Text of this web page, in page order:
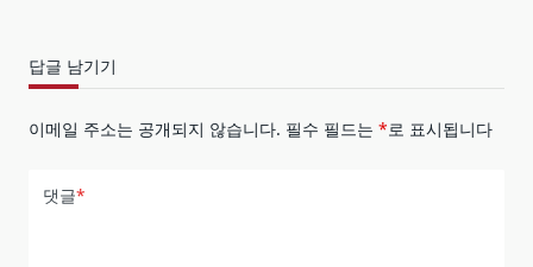
답글 남기기
이메일 주소는 공개되지 않습니다. 필수 필드는 *로 표시됩니다
댓글*